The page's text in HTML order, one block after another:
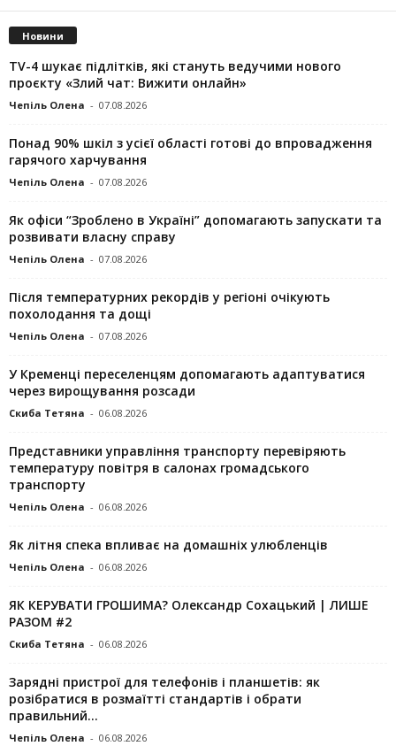
Новини
TV-4 шукає підлітків, які стануть ведучими нового
проєкту «Злий чат: Вижити онлайн»
Чепіль Олена - 07.08.2026
Понад 90% шкіл з усієї області готові до впровадження
гарячого харчування
Чепіль Олена - 07.08.2026
Як офіси “Зроблено в Україні” допомагають запускaти та
розвивати власну справу
Чепіль Олена - 07.08.2026
Після температурних рекордів у регіоні очікують
похолодання та дощі
Чепіль Олена - 07.08.2026
У Кременці переселенцям допомагають адаптуватися
через вирощування розсади
Скиба Тетяна - 06.08.2026
Представники управління транспорту перевіряють
температуру повітря в салонах громадського
транспорту
Чепіль Олена - 06.08.2026
Як літня спека впливає на домашніх улюбленців
Чепіль Олена - 06.08.2026
ЯК КЕРУВАТИ ГРОШИМА? Олександр Сохацький | ЛИШЕ
РАЗОМ #2
Скиба Тетяна - 06.08.2026
Зарядні пристрої для телефонів і планшетів: як
розібратися в розмаїтті стандартів і обрати
правильний...
Чепіль Олена - 06.08.2026